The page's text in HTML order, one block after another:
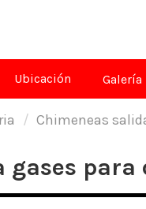
Ubicación Galería
Chimeneas
gases